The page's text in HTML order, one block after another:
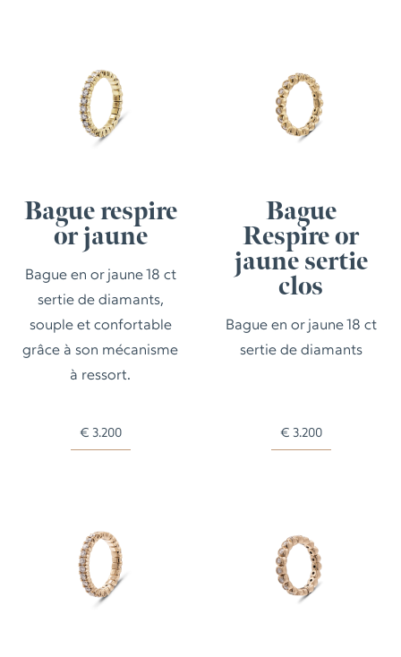
Bague respire
or jaune
Bague en or jaune 18 ct
sertie de diamants,
souple et confortable
grâce à son mécanisme
à ressort.
€ 3.200
Bague
Respire or
jaune sertie
clos
Bague en or jaune 18 ct
sertie de diamants
€ 3.200